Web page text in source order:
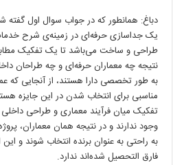
دباغ: همانطور که در جواب سوال اول
یک جداسازی حرفه‌ای در زمینه‌ی شرح
طراحی و ساخت می‌باشد تا یک تفکیک
نتیجه چه معماران حرفه‌ای و چه طراحان
به طور تخصصی دارا هستند، از آنجایی که
مناسبی برای انتخاب شدن در این جایزه
تفکیک میان فرآیند معماری و طراحی
وجود ندارند و در نتیجه همان معماران،
به راحتی به عنوان برنده انتخاب شوند و
فارق التحصیل شده‌اند ندارد.